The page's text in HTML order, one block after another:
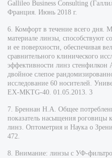
Gallileo Business Consulting
Франция. Июнь 2018 г.
6. Комфорт в течение всего дня.
материале линзы, способствуют
и ее поверхности, обеспечивая
сравнительного клинического
эффективности линз
двойное слепое
исследование 60 носителей.
EX-MKTG-40. 01.05.2013. 3
7. Бреннан Н.А. Общее
показатель насыщения роговицы
линз. Оптометрия и Наука о
472.
8. Внимание: линзы с УФ-